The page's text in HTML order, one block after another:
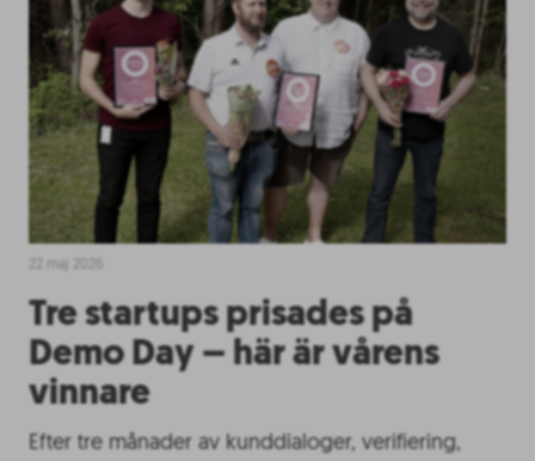
Tre startups prisades på
Demo Day – här är vårens
vinnare
Efter tre månader av kunddialoger, verifiering,